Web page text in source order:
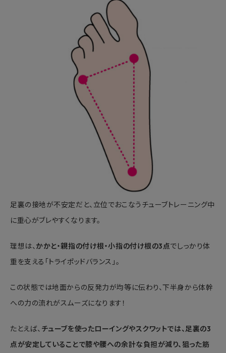
足裏の接地が不安定だと、立位でおこなうチューブトレーニング中
に重心がブレやすくなります。
理想は、かかと・親指の付け根・小指の付け根の3点でしっかり体
重を支える「トライポッドバランス」。
この状態では地面からの反発力が均等に伝わり、下半身から体幹
への力の流れがスムーズになります！
たとえば、 チューブを使ったローイングやスクワットでは、足裏の3
点が安定していることで膝や腰への余計な負担が減り、狙った筋